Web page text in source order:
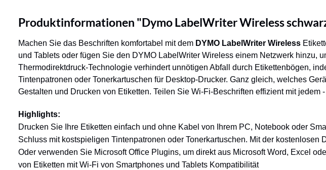
Produktinformationen "Dymo LabelWriter Wireless
Machen Sie das Beschriften komfortabel mit dem DYMO LabelWriter Wireless
und Tablets oder fügen Sie den DYMO LabelWriter Wireless einem Netzwerk
Thermodirektdruck-Technologie verhindert unnötigen Abfall durch Etikettenbögen,
Tintenpatronen oder Tonerkartuschen für Desktop-Drucker. Ganz gleich, welches
Gestalten und Drucken von Etiketten. Teilen Sie Wi-Fi-Beschriften effizient mit jedem
Highlights:
Drucken Sie Ihre Etiketten einfach und ohne Kabel von Ihrem PC, Notebook oder
Schluss mit kostspieligen Tintenpatronen oder Tonerkartuschen. Mit der
Oder verwenden Sie Microsoft Office Plugins, um direkt aus Microsoft Word, Excel
von Etiketten mit Wi-Fi von Smartphones und Tablets Kompatibilität